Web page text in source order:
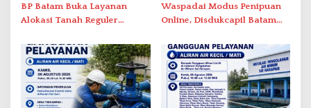
BP Batam Buka Layanan
Alokasi Tanah Reguler
Waspadai Modus Penipuan
Online, Disdukcapil Batam
Tatap Muka